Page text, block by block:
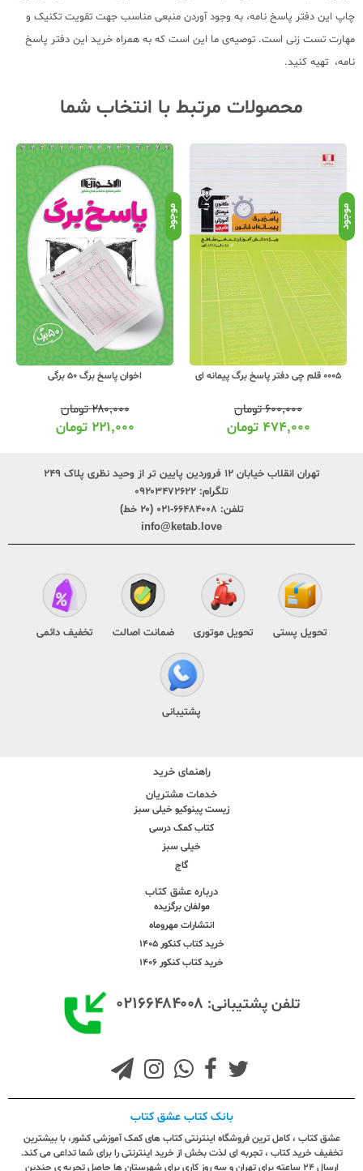
چاپ این دفتر پاسخ نامه، به وجود آوردن منبعی مناسب جهت تقویت تکنیک و
مهارت تست زنی است. توصیه‌ی ما این است که به همراه خرید این دفتر پاسخ
نامه، تهیه کنید.
محصولات مرتبط با انتخاب شما
موجود
0005 قلم چی دفتر پاسخ برگ پیمانه ای
۶۰۰,۰۰۰تومان
۴۷۴,۰۰۰ تومان
موجود
اخوان پاسخ برگ 50 برگی
۲۸۰,۰۰۰تومان
۲۲۱,۰۰۰ تومان
تهران انقلاب خیابان ۱۲ فروردین پایین تر از وحید نظری پلاک ۲۴۹
تلگرام: ۰۹۲۰۳۴۷۲۶۲۲
تلفن: ۶۶۴۸۴۰۰۸-۰۲۱ (۲۰ خط)
info@ketab.love
تحویل پستی تحویل موتوری ضمانت اصالت تخفیف دائمی
پشتیبانی
راهنمای خرید
خدمات مشتریان
زیست پینوکیو خیلی سبز
کتاب کمک درسی
خیلی سبز
گاج
درباره عشق کتاب
مولفان برگزیده
انتشارات مهروماه
خرید کتاب کنکور 1405
خرید کتاب کنکور 1406
تلفن پشتیبانی: ۰۲۱۶۶۴۸۴۰۰۸
بانک کتاب عشق کتاب
عشق کتاب ، کامل ترین فروشگاه اینترنتی کتاب های کمک آموزشی کشور، با بیشترین
تخفیف خرید کتاب ، تجربه ای لذت بخش از خرید اینترنتی را برای شما تداعی می کند.
ارسال ٢٤ ساعته برای تهران و سه روز کاری برای شهرستان ها حاصل تجربه ی چندین